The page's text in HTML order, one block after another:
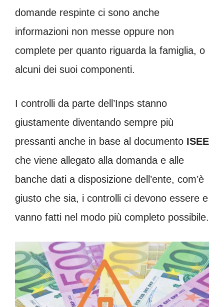
domande respinte ci sono anche
informazioni non messe oppure non
complete per quanto riguarda la famiglia, o
alcuni dei suoi componenti.
I controlli da parte dell’Inps stanno
giustamente diventando sempre più
pressanti anche in base al documento ISEE
che viene allegato alla domanda e alle
banche dati a disposizione dell’ente, com’è
giusto che sia, i controlli ci devono essere e
vanno fatti nel modo più completo possibile.